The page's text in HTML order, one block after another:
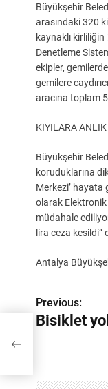
Büyükşehir
arasındaki 320
kaynaklı
Denetleme
ekipler,
gemilere
aracına toplam
KIYILARA
Büyükşehir
koruduklarına
Merkezi’ hayata
olarak Elektronik
müdahale
lira ceza kesildi”
Antalya
Y
a
Previous:
Bisiklet